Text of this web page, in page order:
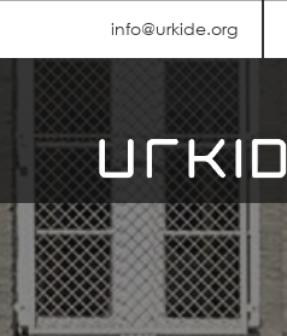
info@urkide.org